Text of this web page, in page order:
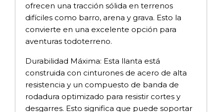
ofrecen una tracción sólida en terrenos
difíciles como barro, arena y grava. Esto la
convierte en una excelente opción para
aventuras todoterreno.
Durabilidad Máxima: Esta llanta está
construida con cinturones de acero de alta
resistencia y un compuesto de banda de
rodadura optimizado para resistir cortes y
desgarres. Esto significa que puede soportar